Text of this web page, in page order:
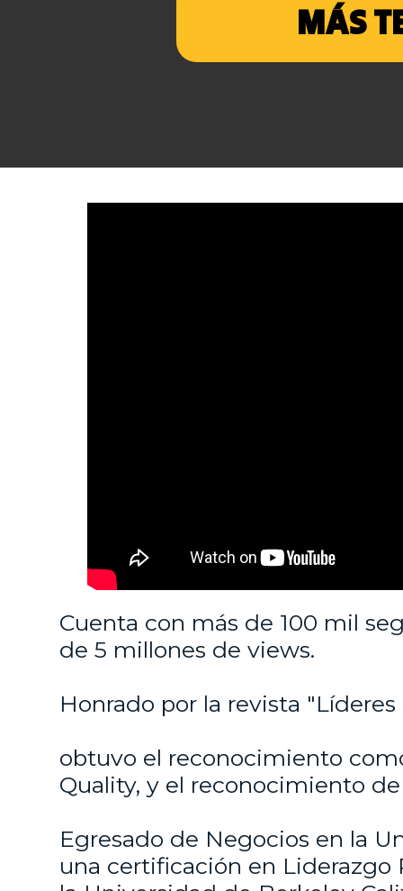
Cuenta con más de 100 mil
de 5 millones de views.
Honrado por la revista "Líderes
obtuvo el reconocimiento
Quality, y el reconocimiento
Egresado de Negocios en la
una certificación en Liderazgo